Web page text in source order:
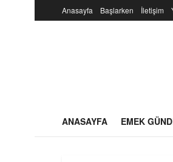
Anasayfa Başlarken İletişim
ANASAYFA EMEK